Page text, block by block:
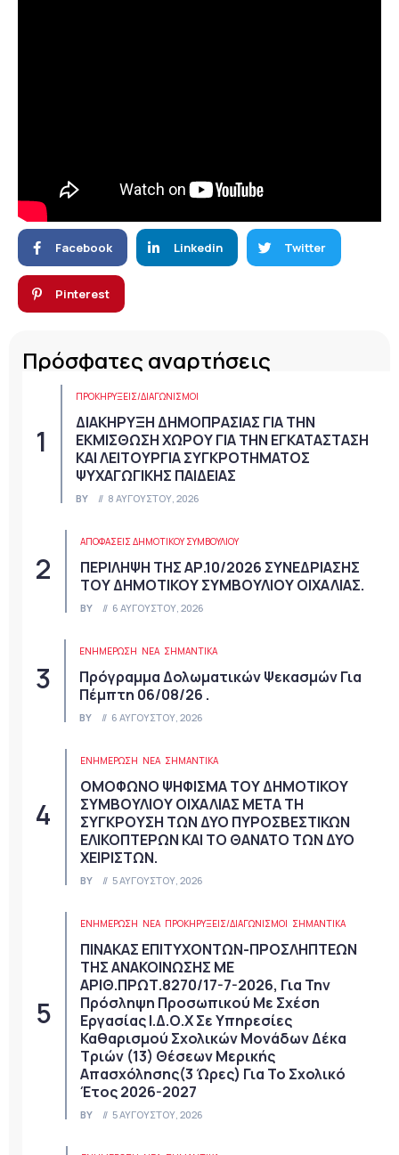
Facebook Linkedin Twitter
Pinterest
Πρόσφατες αναρτήσεις
ΠΡΟΚΗΡΎΞΕΙΣ/ΔΙΑΓΩΝΙΣΜΟΊ
ΔΙΑΚΗΡΥΞΗ ΔΗΜΟΠΡΑΣΙΑΣ ΓΙΑ ΤΗΝ
ΕΚΜΙΣΘΩΣΗ ΧΩΡΟΥ ΓΙΑ ΤΗΝ ΕΓΚΑΤΑΣΤΑΣΗ
ΚΑΙ ΛΕΙΤΟΥΡΓΙΑ ΣΥΓΚΡΟΤΗΜΑΤΟΣ
ΨΥΧΑΓΩΓΙΚΗΣ ΠΑΙΔΕΙΑΣ
BY 8 ΑΥΓΟΎΣΤΟΥ, 2026
ΑΠΟΦΆΣΕΙΣ ΔΗΜΟΤΙΚΟΎ ΣΥΜΒΟΥΛΊΟΥ
ΠΕΡΙΛΗΨΗ ΤΗΣ ΑΡ.10/2026 ΣΥΝΕΔΡΙΑΣΗΣ
ΤΟΥ ΔΗΜΟΤΙΚΟΥ ΣΥΜΒΟΥΛΙΟΥ ΟΙΧΑΛΙΑΣ.
BY 6 ΑΥΓΟΎΣΤΟΥ, 2026
ΕΝΗΜΕΡΩΣΗ ΝΈΑ ΣΗΜΑΝΤΙΚΆ
Πρόγραμμα Δολωματικών Ψεκασμών Για
Πέμπτη 06/08/26 .
BY 6 ΑΥΓΟΎΣΤΟΥ, 2026
ΕΝΗΜΕΡΩΣΗ ΝΈΑ ΣΗΜΑΝΤΙΚΆ
ΟΜΟΦΩΝΟ ΨΗΦΙΣΜΑ ΤΟΥ ΔΗΜΟΤΙΚΟΥ
ΣΥΜΒΟΥΛΙΟΥ ΟΙΧΑΛΙΑΣ ΜΕΤΑ ΤΗ
ΣΥΓΚΡΟΥΣΗ ΤΩΝ ΔΥΟ ΠΥΡΟΣΒΕΣΤΙΚΩΝ
ΕΛΙΚΟΠΤΕΡΩΝ ΚΑΙ ΤΟ ΘΑΝΑΤΟ ΤΩΝ ΔΥΟ
ΧΕΙΡΙΣΤΩΝ.
BY 5 ΑΥΓΟΎΣΤΟΥ, 2026
ΕΝΗΜΕΡΩΣΗ ΝΈΑ ΠΡΟΚΗΡΎΞΕΙΣ/ΔΙΑΓΩΝΙΣΜΟΊ ΣΗΜΑΝΤΙΚΆ
ΠΙΝΑΚΑΣ ΕΠΙΤΥΧΟΝΤΩΝ-ΠΡΟΣΛΗΠΤΕΩΝ
ΤΗΣ ΑΝΑΚΟΙΝΩΣΗΣ ΜΕ
ΑΡΙΘ.ΠΡΩΤ.8270/17-7-2026, Για Την
Πρόσληψη Προσωπικού Με Σχέση
Εργασίας Ι.Δ.Ο.Χ Σε Υπηρεσίες
Καθαρισμού Σχολικών Μονάδων Δέκα
Τριών (13) Θέσεων Μερικής
Απασχόλησης(3 Ώρες) Για Το Σχολικό
Έτος 2026-2027
BY 5 ΑΥΓΟΎΣΤΟΥ, 2026